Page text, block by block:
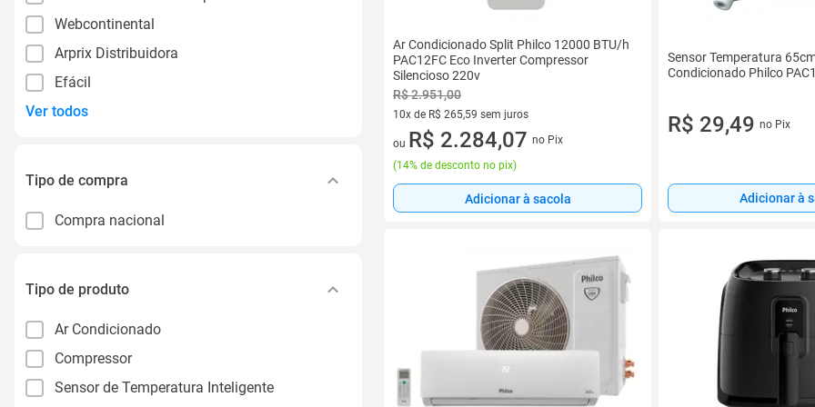
Webcontinental
Arprix Distribuidora
Efácil
Ver todos
Tipo de compra
Compra nacional
Tipo de produto
Ar Condicionado
Compressor
Sensor de Temperatura Inteligente
Ar Condicionado Split Philco 12000 BTU/h
PAC12FC Eco Inverter Compressor
Silencioso 220v
R$ 2.951,00
10x de R$ 265,59 sem juros
10 vez de R$ 265,59 sem juros
ou R$ 2.284,07 no Pix
(14% de desconto no pix)
Adicionar à sacola
Sensor Temperatura
Condicionado Philco
R$ 29,49 no Pix
Adicionar à